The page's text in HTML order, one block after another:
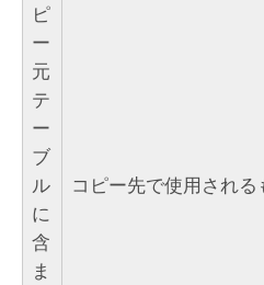
ピ
ー
元
テ
ー
ブ
ル
に
含
ま
コピー先で使用される